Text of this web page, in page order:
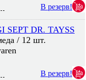
В резерв!
DR. TAYSS
/ 12 шт.
В резерв!